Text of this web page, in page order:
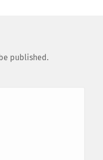
published.